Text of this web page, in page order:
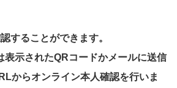
することができます。
表示されたQRコードかメールに送信
からオンライン本人確認を行いま